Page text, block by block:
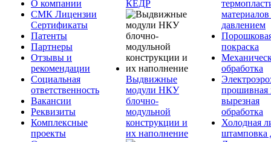
О компании
СМК Лицензии
Сертификаты
Патенты
Партнеры
Отзывы и
рекомендации
Социальная
ответственность
Вакансии
Реквизиты
Комплексные
проекты
КЕДР
Выдвижные
модули НКУ
блочно-
модульной
конструкции и
их наполнение
давлением
покраска
обработка
прошивная
вырезная
обработка
Холодная
штамповка